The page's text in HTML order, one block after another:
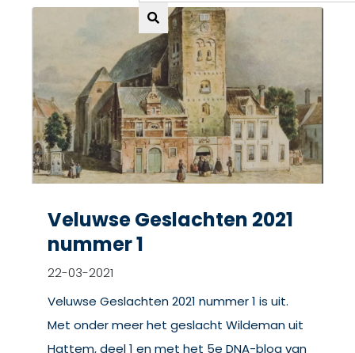
Veluwse Geslachten 2021
nummer 1
22-03-2021
Veluwse Geslachten 2021 nummer 1 is uit.
Met onder meer het geslacht Wildeman uit
Hattem, deel 1 en met het 5e DNA-blog van